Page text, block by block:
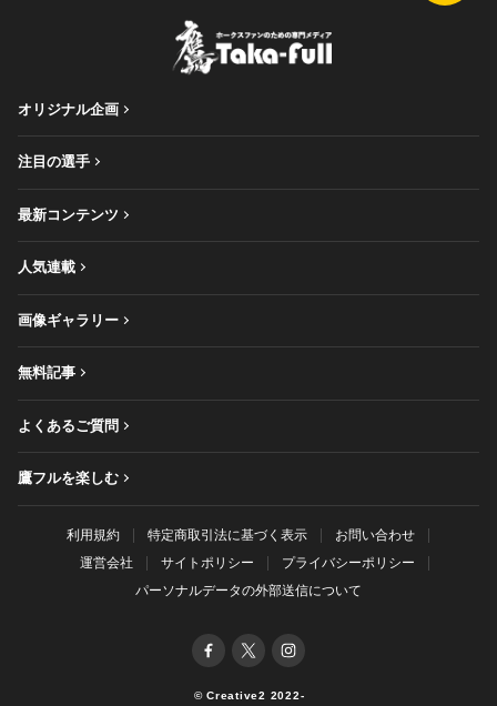
オリジナル企画
注目の選手
最新コンテンツ
人気連載
画像ギャラリー
無料記事
よくあるご質問
鷹フルを楽しむ
利用規約 特定商取引法に基づく表示
お問い合わせ
運営会社
サイトポリシー
プライバシーポリシー
パーソナルデータの外部送信について
© Creative2 2022-